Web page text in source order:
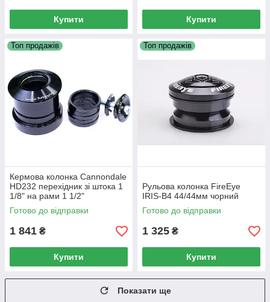
Купити Купити
Топ продажів
Кермова колонка Cannondale
HD232 перехідник зі штока 1
1/8" на рами 1 1/2"
Готово до відправки
1 841 ₴
Купити
Топ продажів
Рульова колонка FireEye
IRIS-B4 44/44мм чорний
Готово до відправки
1 325 ₴
Купити
Показати ще